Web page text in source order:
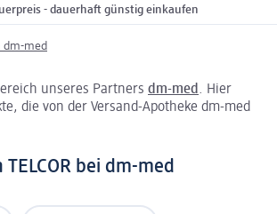
- dauerhaft günstig einkaufen
dm-med
unseres Partners dm-med . Hier
die von der Versand-Apotheke dm-med
bei dm-med